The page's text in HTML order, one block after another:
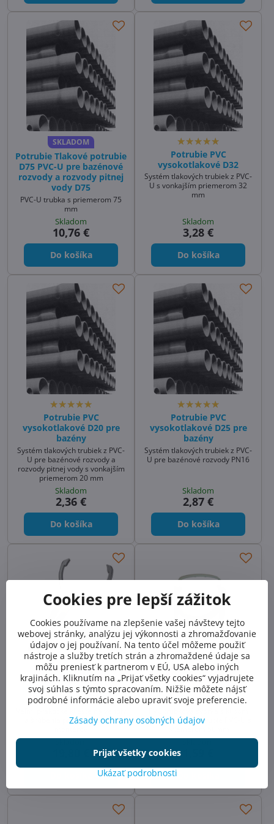
SKLADOM
Potrubie Tlakové potrubie
D75 PVC-U pre bazénové
rozvody a rozvody pitnej
vody D75
PVC-U trubka s priemerom 75
mm
Skladom
10,76 €
Do košíka
Potrubie PVC
vysokotlakové D32
Systém tlakových trubiek z PVC-
U s vonkajším priemerom 32
mm
Skladom
3,28 €
Do košíka
Potrubie PVC
vysokotlakové D20 pre
bazény
Systém tlakových trubiek z PVC-
U pre bazénové rozvody a
rozvody pitnej vody s vonkajším
priemerom 20 mm
Skladom
2,36 €
Do košíka
Potrubie PVC
vysokotlakové D25 pre
bazény
Systém tlakových trubiek z PVC-
U pre bazénové rozvody PN16
Skladom
2,87 €
Do košíka
ODPORÚČAME
Kliešte na doťahovanie
ventilových matíc
a šrúbenia pre bazenárov a
ODPORÚČAME
Držiak pre bazénové
potrubie 50mm
pre bazénové potrubie PVC-U s
Cookies pre lepší zážitok
Cookies používame na zlepšenie vašej návštevy tejto
webovej stránky, analýzu jej výkonnosti a zhromažďovanie
údajov o jej používaní. Na tento účel môžeme použiť
nástroje a služby tretích strán a zhromaždené údaje sa
môžu preniesť k partnerom v EÚ, USA alebo iných
krajinách. Kliknutím na „Prijať všetky cookies“ vyjadrujete
svoj súhlas s týmto spracovaním. Nižšie môžete nájsť
podrobné informácie alebo upraviť svoje preferencie.
Zásady ochrany osobných údajov
Ukázať podrobnosti
Prijať všetky cookies